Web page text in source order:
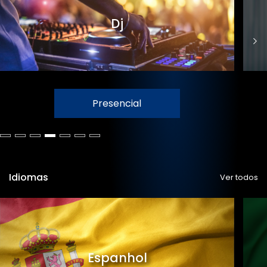
Dj
Presencial
Idiomas Ver todos
Espanhol